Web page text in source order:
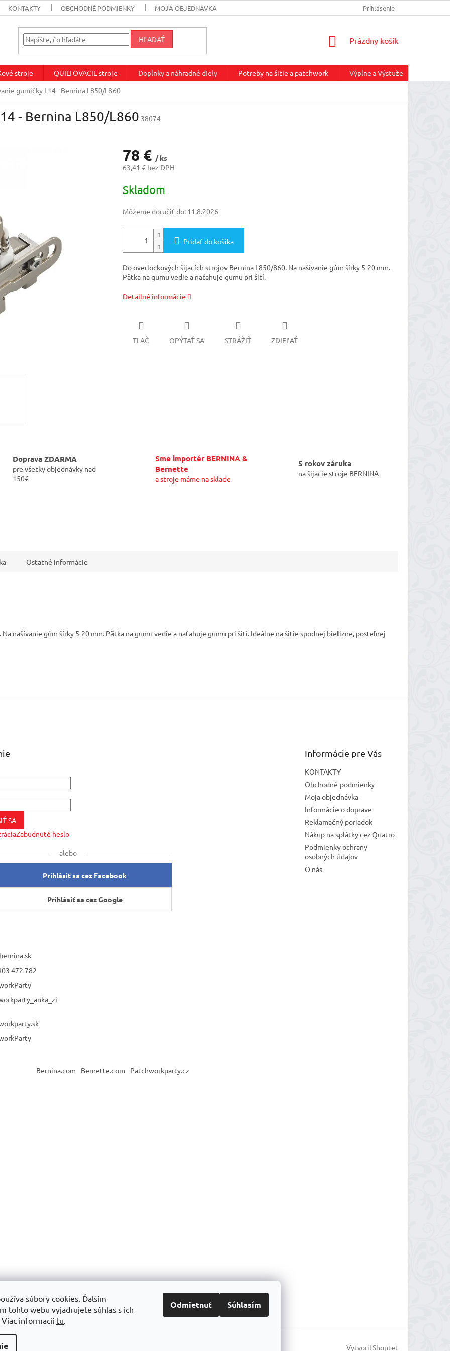
súbory cookies. Ďalším
tohto webu vyjadrujete súhlas s ich
Viac informacií tu.
Odmietnuť Súhlasím
KONTAKTY OBCHODNÉ PODMIENKY MOJA OBJEDNÁVKA REKLAMAČNÝ PORIADOK
Prihlásenie
HĽADAŤ
NÁKUPNÝ
Prázdny košík
stroje QUILTOVACIE stroje Doplnky a náhradné diely Potreby na šitie a patchwork Výplne a Výstuže
gumičky L14 - Bernina L850/L860
- Bernina L850/L860 38074
78 € / ks
63,41 € bez DPH
cena:
Skladom
Môžeme doručiť do: 11.8.2026
Pridať do košíka
Do overlockových šijacích strojov Bernina L850/860. Na našívanie gúm šírky 5-20 mm.
Pätka na gumu vedie a naťahuje gumu pri šití.
Detailné informácie
TLAČ OPÝTAŤ SA STRÁŽIŤ ZDIEĽAŤ
Doprava ZDARMA
pre všetky objednávky nad
150€
Sme importér BERNINA &
Bernette
a stroje máme na sklade
5 rokov záruka
na šijacie stroje BERNINA
Ostatné informácie
našívanie gúm šírky 5-20 mm. Pätka na gumu vedie a naťahuje gumu pri šití. Ideálne na šitie spodnej bielizne, posteľnej
SA
Zabudnuté heslo
alebo
Prihlásiť sa cez Facebook
Prihlásiť sa cez Google
Informácie pre Vás
KONTAKTY
Obchodné podmienky
Moja objednávka
Informácie o doprave
Reklamačný poriadok
Nákup na splátky cez Quatro
Podmienky ochrany
osobných údajov
O nás
bernina.sk
472 782
Bernina.com Bernette.com Patchworkparty.cz
Vytvoril Shoptet
vyhradené.